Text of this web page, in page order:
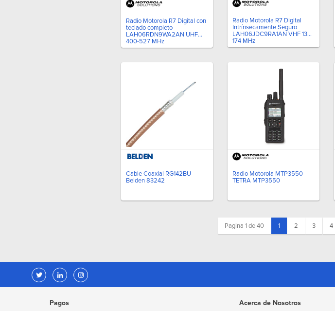
Radio Motorola R7 Digital con
teclado completo
LAH06RDN9WA2AN UHF
400-527 MHz
Radio Motorola R7 Digital
Intrínsecamente Seguro
LAH06JDC9RA1AN VHF 136-
174 MHz
Cable Coaxial RG142BU
Belden 83242
Radio Motorola MTP3550
TETRA MTP3550
Pagina 1 de 40 1(current)
2 3 4
Pagos Acerca de Nosotros